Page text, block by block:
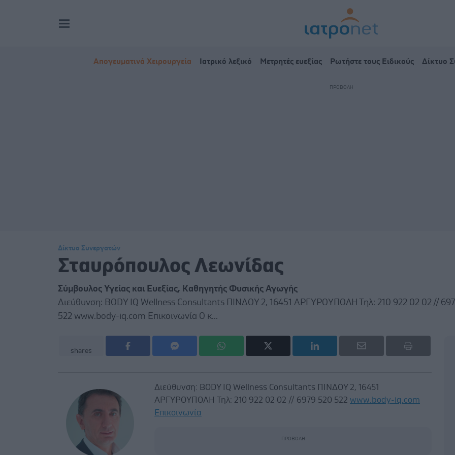
Απογευματινά Χειρουργεία Ιατρικό λεξικό Μετρητές ευεξίας Ρωτήστε τους Ειδικούς Δίκτυο
Δίκτυο Συνεργατών
Σταυρόπουλος Λεωνίδας
Σύμβουλος Υγείας και Ευεξίας, Καθηγητής Φυσικής Αγωγής
Διεύθυνση: BODY IQ Wellness Consultants ΠΙΝΔΟΥ 2, 16451 ΑΡΓΥΡΟΥΠΟΛΗ Τηλ: 210 922 02 02 //
522 www.body-iq.com Επικοινωνία Ο κ...
shares
Διεύθυνση: BODY IQ Wellness Consultants ΠΙΝΔΟΥ 2, 16451
ΑΡΓΥΡΟΥΠΟΛΗ Τηλ: 210 922 02 02 // 6979 520 522 www.body-iq.com
Επικοινωνία